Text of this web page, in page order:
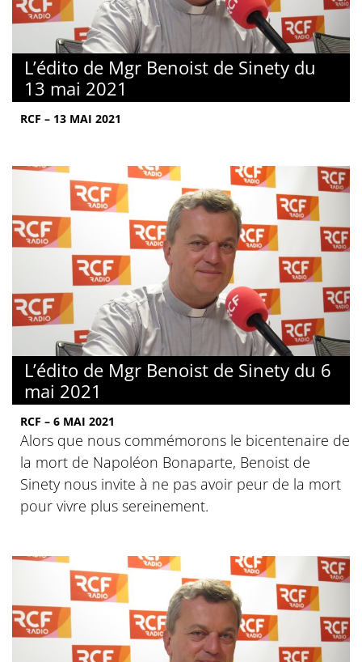
L’édito de Mgr Benoist de Sinety du
13 mai 2021
RCF – 13 MAI 2021
L’édito de Mgr Benoist de Sinety du 6
mai 2021
RCF – 6 MAI 2021
Alors que nous commémorons le bicentenaire de
la mort de Napoléon Bonaparte, Benoist de
Sinety nous invite à ne pas avoir peur de la mort
pour vivre plus sereinement.